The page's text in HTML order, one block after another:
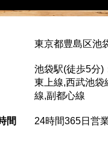
東京都豊島区池
池袋駅(徒歩5分)
東上線,西武池袋
線,副都心線
間 24時間365日営